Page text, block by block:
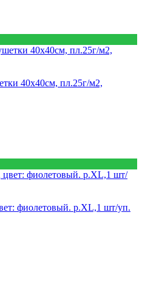
40х40см, пл.25г/м2,
фиолетовый. р.XL,1 шт/уп.